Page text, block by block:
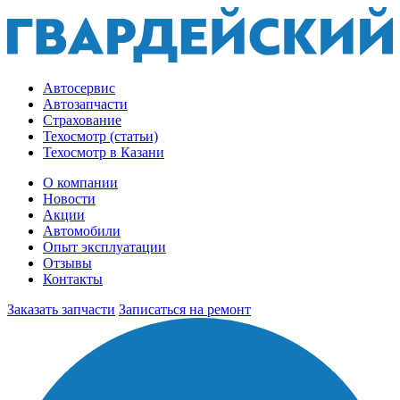
Автосервис
Автозапчасти
Страхование
Техосмотр (статьи)
Техосмотр в Казани
О компании
Новости
Акции
Автомобили
Опыт эксплуатации
Отзывы
Контакты
Заказать запчасти Записаться на ремонт